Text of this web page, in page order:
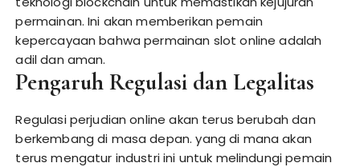
permainan. Ini akan memberikan pemain
kepercayaan bahwa permainan slot online adalah
adil dan aman.
Pengaruh Regulasi dan Legalitas
Regulasi perjudian online akan terus berubah dan
berkembang di masa depan. yang di mana akan
terus mengatur industri ini untuk melindungi pemain